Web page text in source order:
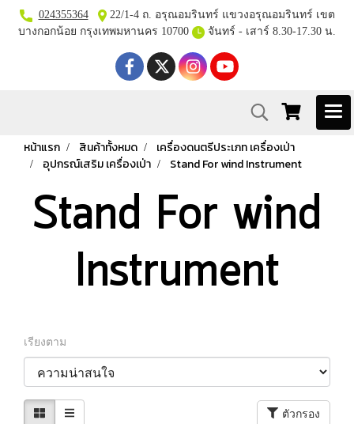
024355364
22/1-4 ถ. อรุณอมรินทร์ แขวงอรุณอมรินทร์ เขต
บางกอกน้อย กรุงเทพมหานคร 10700
จันทร์ - เสาร์ 8.30-17.30 น.
หน้าแรก สินค้าทั้งหมด
เครื่องดนตรีประเภท เครื่องเป่า
อุปกรณ์เสริม เครื่องเป่า
Stand For wind Instrument
Stand For wind
Instrument
เรียงตาม
ตัวกรอง